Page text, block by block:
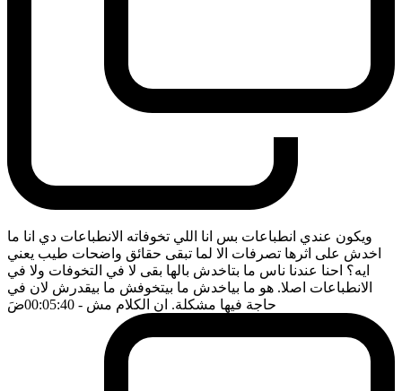
ويكون عندي انطباعات بس انا اللي تخوفاته الانطباعات دي انا ما
اخدش على اثرها تصرفات الا لما تبقى حقائق واضحات طيب يعني
ايه؟ احنا عندنا ناس ما بتاخدش بالها بقى لا في التخوفات ولا في
الانطباعات اصلا. هو ما بياخدش ما بيتخوفش ما بيقدرش لان في
حاجة فيها مشكلة. ان الكلام مش - 00:05:40 ضَ